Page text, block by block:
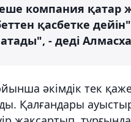
компания қатар
қасбетке
- деді
әкімдік тек
Қалғандары